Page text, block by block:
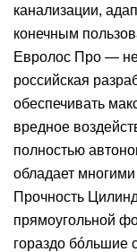
канализации,
конечным
Евролос Про — не
российская
обеспечивать
вредное
полностью
обладает
Прочность
прямоугольной
гораздо бóльшие